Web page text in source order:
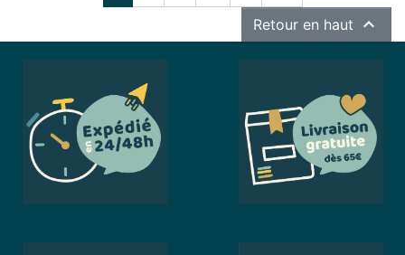
Retour en haut 